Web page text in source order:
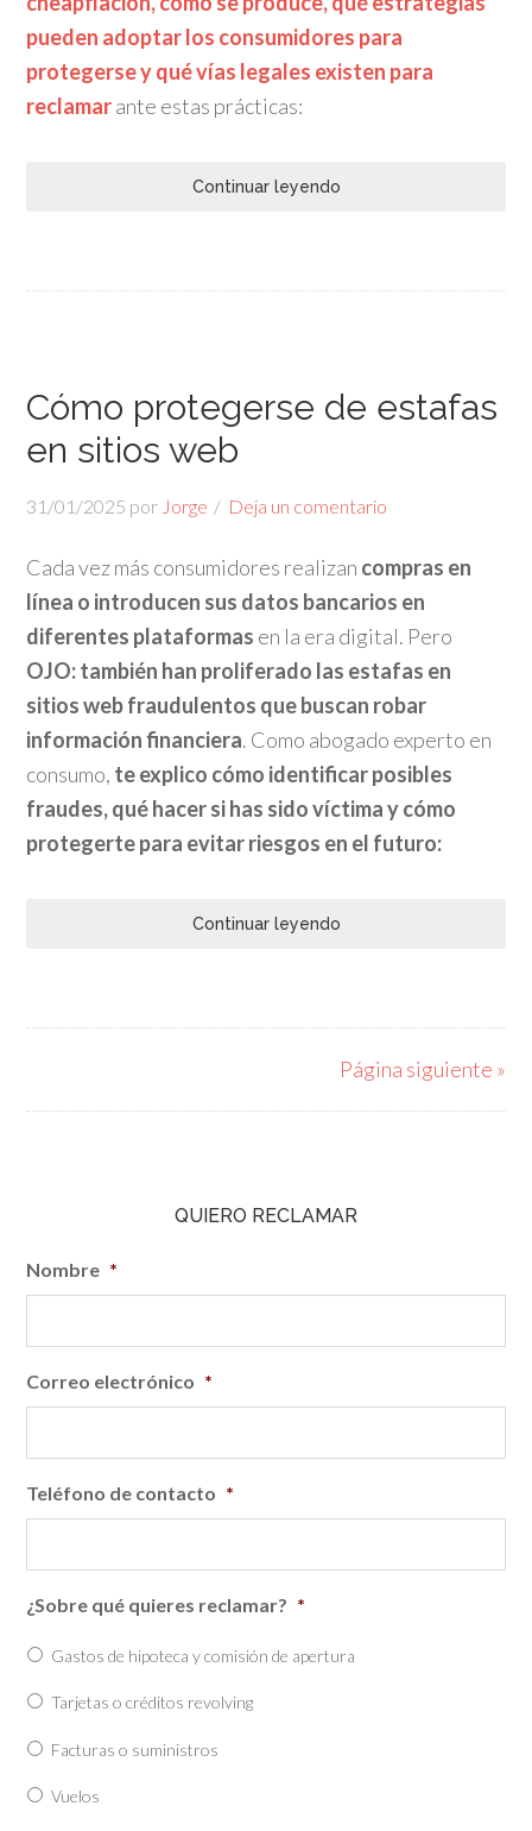
pueden adoptar los consumidores para
protegerse y qué vías legales existen para
reclamarante estas prácticas:
Continuar leyendo
Cómo protegerse de estafas
en sitios web
31/01/2025 por Jorge Deja un comentario
Cada vez más consumidores realizan compras en
línea o introducen sus datos bancarios en
diferentes plataformas en la era digital. Pero
OJO: también han proliferado las estafas en
sitios web fraudulentos que buscan robar
información financiera. Como abogado experto en
consumo, te explico cómo identificar posibles
fraudes, qué hacer si has sido víctima y cómo
protegerte para evitar riesgos en el futuro:
Continuar leyendo
Página siguiente »
QUIERO RECLAMAR
Nombre *
Correo electrónico *
Teléfono de contacto *
¿Sobre qué quieres reclamar? *
Gastos de hipoteca y comisión de apertura
Tarjetas o créditos revolving
Facturas o suministros
Vuelos